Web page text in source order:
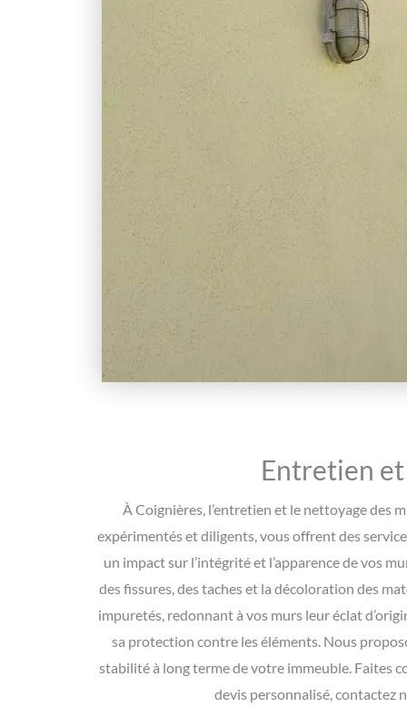
Entretien
À Coignières, l’entretien et le nettoyage des
expérimentés et diligents, vous offrent des
un impact sur l’intégrité et l’apparence de vos
des fissures, des taches et la décoloration des
impuretés, redonnant à vos murs leur éclat
sa protection contre les éléments. Nous
stabilité à long terme de votre immeuble. Faites
devis personnalisé, contactez